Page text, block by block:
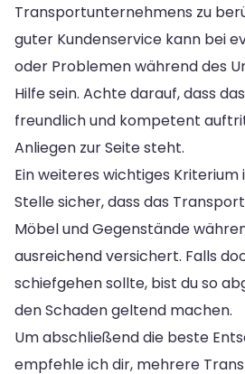
Transportunternehmens zu
guter Kundenservice kann bei
oder Problemen während des
Hilfe sein. Achte darauf, dass
freundlich und kompetent
Anliegen zur Seite steht.
Ein weiteres wichtiges Kriterium
Stelle sicher, dass das
Möbel und Gegenstände
ausreichend versichert. Falls
schiefgehen sollte, bist du so
den Schaden geltend machen.
Um abschließend die beste
empfehle ich dir, mehrere